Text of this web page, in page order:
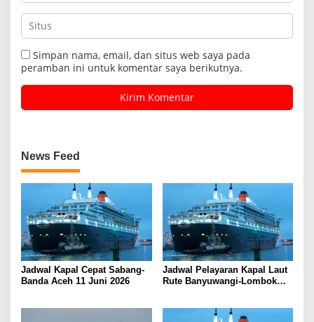
Simpan nama, email, dan situs web saya pada
peramban ini untuk komentar saya berikutnya.
News Feed
Jadwal Kapal Cepat Sabang-
Banda Aceh 11 Juni 2026
Jadwal Pelayaran Kapal Laut
Rute Banyuwangi-Lombok